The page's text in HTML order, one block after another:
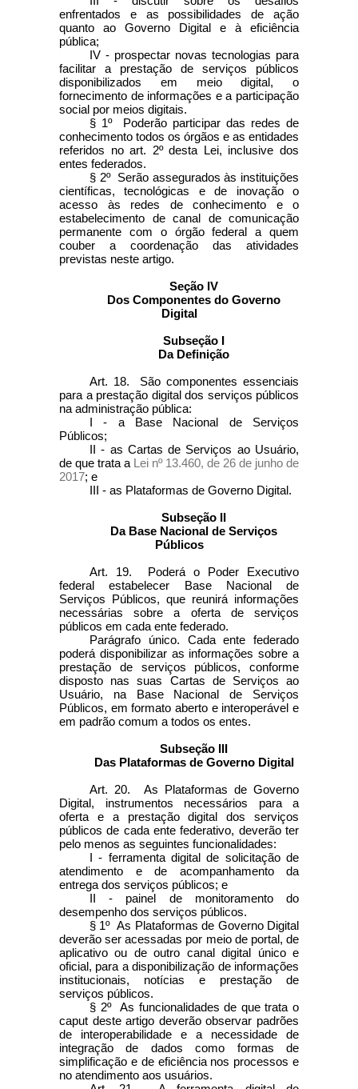
enfrentados e as possibilidades de ação
quanto ao Governo Digital e à eficiência
pública;
IV - prospectar novas tecnologias para
facilitar a prestação de serviços públicos
disponibilizados em meio digital, o
fornecimento de informações e a participação
social por meios digitais.
§ 1º Poderão participar das redes de
conhecimento todos os órgãos e as entidades
referidos no art. 2º desta Lei, inclusive dos
entes federados.
§ 2º Serão assegurados às instituições
científicas, tecnológicas e de inovação o
acesso às redes de conhecimento e o
estabelecimento de canal de comunicação
permanente com o órgão federal a quem
couber a coordenação das atividades
previstas neste artigo.
Seção IV
Dos Componentes do Governo
Digital
Subseção I
Da Definição
Art. 18. São componentes essenciais
para a prestação digital dos serviços públicos
na administração pública:
I - a Base Nacional de Serviços
Públicos;
II - as Cartas de Serviços ao Usuário,
de que trata a Lei nº 13.460, de 26 de junho de
2017; e
III - as Plataformas de Governo Digital.
Subseção II
Da Base Nacional de Serviços
Públicos
Art. 19. Poderá o Poder Executivo
federal estabelecer Base Nacional de
Serviços Públicos, que reunirá informações
necessárias sobre a oferta de serviços
públicos em cada ente federado.
Parágrafo único. Cada ente federado
poderá disponibilizar as informações sobre a
prestação de serviços públicos, conforme
disposto nas suas Cartas de Serviços ao
Usuário, na Base Nacional de Serviços
Públicos, em formato aberto e interoperável e
em padrão comum a todos os entes.
Subseção III
Das Plataformas de Governo Digital
Art. 20. As Plataformas de Governo
Digital, instrumentos necessários para a
oferta e a prestação digital dos serviços
públicos de cada ente federativo, deverão ter
pelo menos as seguintes funcionalidades:
I - ferramenta digital de solicitação de
atendimento e de acompanhamento da
entrega dos serviços públicos; e
II - painel de monitoramento do
desempenho dos serviços públicos.
§ 1º As Plataformas de Governo Digital
deverão ser acessadas por meio de portal, de
aplicativo ou de outro canal digital único e
oficial, para a disponibilização de informações
institucionais, notícias e prestação de
serviços públicos.
§ 2º As funcionalidades de que trata o
caput deste artigo deverão observar padrões
de interoperabilidade e a necessidade de
integração de dados como formas de
simplificação e de eficiência nos processos e
no atendimento aos usuários.